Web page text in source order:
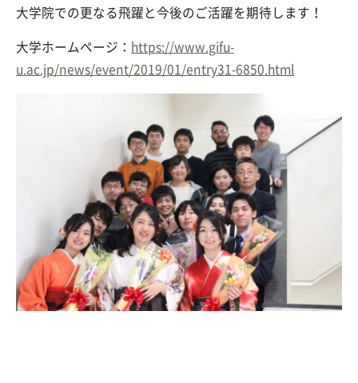
大学院での更なる飛躍と今後のご活躍を期待します！
大学ホームページ： https://www.gifu-
u.ac.jp/news/event/2019/01/entry31-6850.html